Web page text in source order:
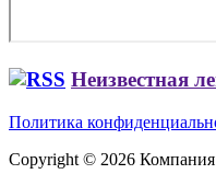
Неизвестная
Политика
Copyright © 2026